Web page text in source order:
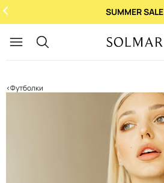
SUMMER SALE
Футболки